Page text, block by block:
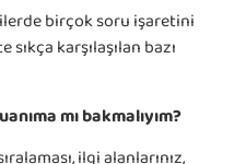
birçok soru işaretini
karşılaşılan bazı
mı bakmalıyım?
ilgi alanlarınız,